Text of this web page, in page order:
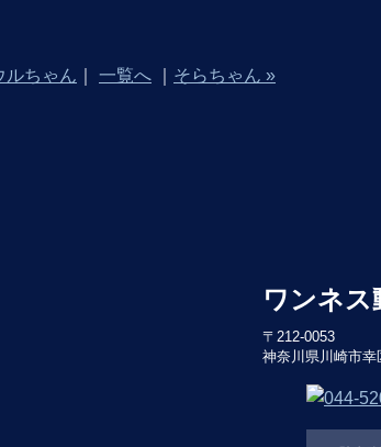
ルちゃん 一覧へ そらちゃん »
ワンネス
〒212-0053
神奈川県川崎市